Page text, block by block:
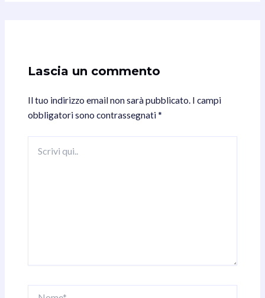
Lascia un commento
Il tuo indirizzo email non sarà pubblicato. I campi
obbligatori sono contrassegnati*
qui..